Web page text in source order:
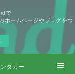
で
ホームページやブログをつ
タカー